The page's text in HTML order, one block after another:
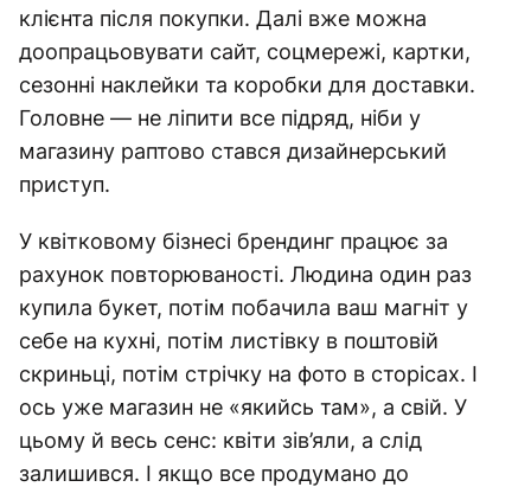
клієнта після покупки. Далі вже можна
доопрацьовувати сайт, соцмережі, картки,
сезонні наклейки та коробки для доставки.
Головне — не ліпити все підряд, ніби у
магазину раптово стався дизайнерський
приступ.
У квітковому бізнесі брендинг працює за
рахунок повторюваності. Людина один раз
купила букет, потім побачила ваш магніт у
себе на кухні, потім листівку в поштовій
скриньці, потім стрічку на фото в сторісах. І
ось уже магазин не «якийсь там», а свій. У
цьому й весь сенс: квіти зів’яли, а слід
залишився. І якщо все продумано до